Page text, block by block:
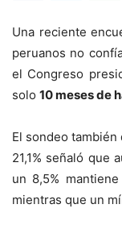
Una reciente
peruanos no
el Congreso
solo 10 meses de
El sondeo
21,1% señaló que
un 8,5%
mientras que un